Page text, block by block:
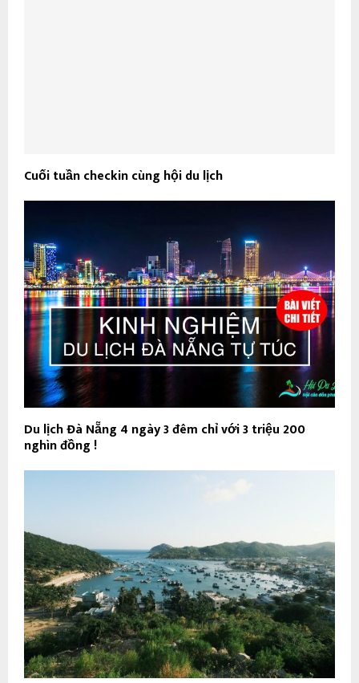
Cuối tuần checkin cùng hội du lịch
Du lịch Đà Nẵng 4 ngày 3 đêm chỉ với 3 triệu 200
nghìn đồng !